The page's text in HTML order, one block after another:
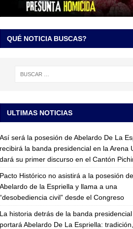
QUÉ NOTICIA BUSCAS?
ULTIMAS NOTICIAS
Así será la posesión de Abelardo De La
recibirá la banda presidencial en la Arena
dará su primer discurso en el Cantón
Pacto Histórico no asistirá a la posesión de
Abelardo de la Espriella y llama a una
“desobediencia civil” desde el Congreso
La historia detrás de la banda
portará Abelardo De La Espriella: tradición,